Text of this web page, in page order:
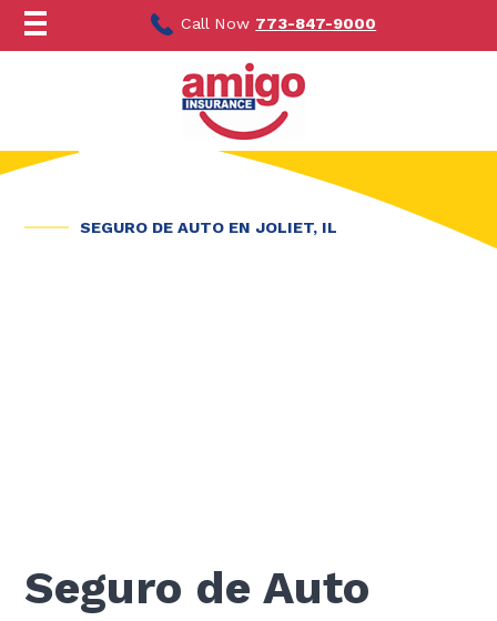
contenido
Call Now 773-847-9000
SEGURO DE AUTO EN JOLIET, IL
Seguro de Auto